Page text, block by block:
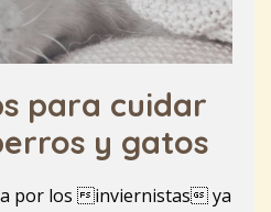
para cuidar
y gatos
por los inviernistas ya